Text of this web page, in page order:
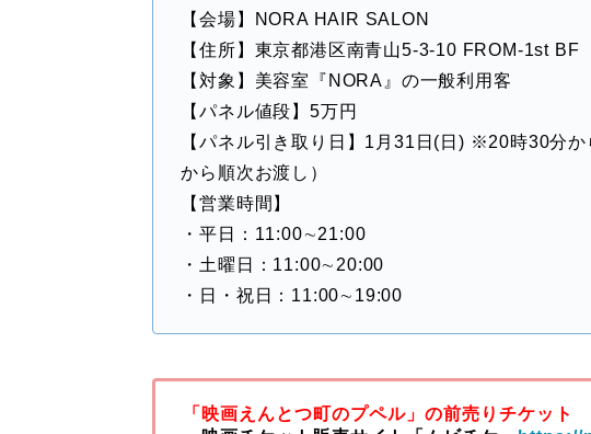
【会場】NORA HAIR SALON
【住所】東京都港区南青山5-3-10 FROM-1st BF
【対象】美容室『NORA』の一般利用客
【パネル値段】5万円
【パネル引き取り日】1月31日(日) ※20時30分
から順次お渡し）
【営業時間】
・平日：11:00∼21:00
・土曜日：11:00∼20:00
・日・祝日：11:00∼19:00
「映画えんとつ町のプペル」の前売りチケット